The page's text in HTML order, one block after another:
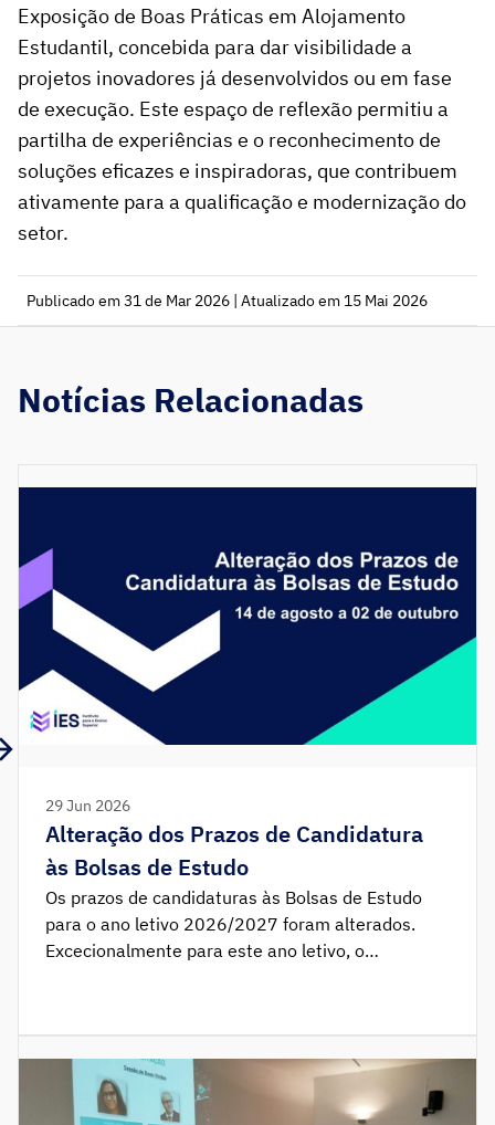
Exposição de Boas Práticas em Alojamento
Estudantil, concebida para dar visibilidade a
projetos inovadores já desenvolvidos ou em fase
de execução. Este espaço de reflexão permitiu a
partilha de experiências e o reconhecimento de
soluções eficazes e inspiradoras, que contribuem
ativamente para a qualificação e modernização do
setor.
Publicado em 31 de Mar 2026 | Atualizado em 15 Mai 2026
Notícias Relacionadas
29 Jun 2026
Alteração dos Prazos de Candidatura
às Bolsas de Estudo
Os prazos de candidaturas às Bolsas de Estudo
para o ano letivo 2026/2027 foram alterados.
Excecionalmente para este ano letivo, o
14 de agosto e 02 de outubro– Nos 20 dias úteis
subsequentes à emissão de comprovativo de
início […]